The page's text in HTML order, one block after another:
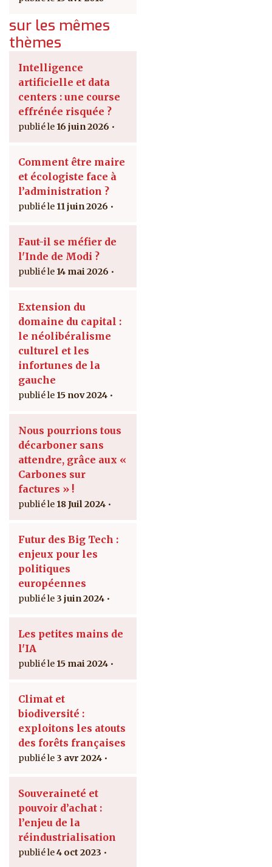
sur les mêmes
thèmes
Intelligence
artificielle et data
centers : une course
effrénée risquée ?
16 juin 2026
Comment être maire
et écologiste face à
l’administration ?
11 juin 2026
Faut-il se méfier de
l'Inde de Modi ?
14 mai 2026
Extension du
domaine du capital :
le néolibéralisme
culturel et les
infortunes de la
gauche
15 nov 2024
Nous pourrions tous
décarboner sans
attendre, grâce aux «
Carbones sur
factures » !
18 Juil 2024
Futur des Big Tech :
enjeux pour les
politiques
européennes
3 juin 2024
Les petites mains de
l'IA
15 mai 2024
Climat et
biodiversité :
exploitons les atouts
des forêts françaises
3 avr 2024
Souveraineté et
pouvoir d’achat :
l’enjeu de la
réindustrialisation
4 oct 2023